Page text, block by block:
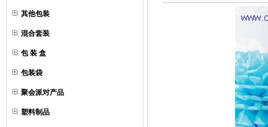
其他包装
混合套装
包 装 盒
包装袋
聚会派对产品
塑料制品